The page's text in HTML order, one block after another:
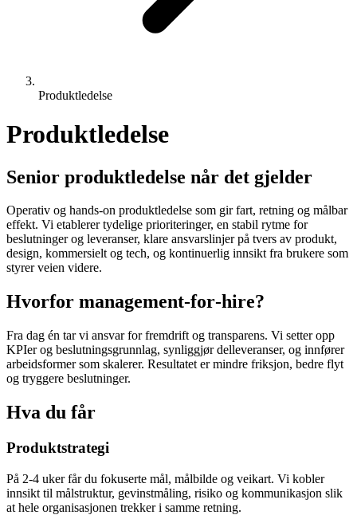
Produktledelse
Produktledelse
Senior produktledelse når det gjelder
Operativ og hands‑on produktledelse som gir fart, retning og målbar
effekt. Vi etablerer tydelige prioriteringer, en stabil rytme for
beslutninger og leveranser, klare ansvarslinjer på tvers av produkt,
design, kommersielt og tech, og kontinuerlig innsikt fra brukere som
styrer veien videre.
Hvorfor management‑for‑hire?
Fra dag én tar vi ansvar for fremdrift og transparens. Vi setter opp
KPIer og beslutningsgrunnlag, synliggjør delleveranser, og innfører
arbeidsformer som skalerer. Resultatet er mindre friksjon, bedre flyt
og tryggere beslutninger.
Hva du får
Produktstrategi
På 2-4 uker får du fokuserte mål, målbilde og veikart. Vi kobler
innsikt til målstruktur, gevinstmåling, risiko og kommunikasjon slik
at hele organisasjonen trekker i samme retning.